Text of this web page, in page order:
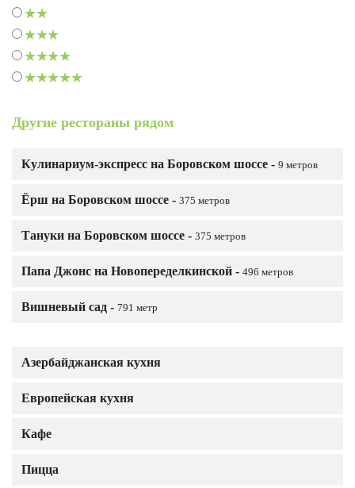
Азербайджанская кухня
Европейская кухня
Кафе
Пицца
Другие рестораны рядом
Кулинариум-экспресс на Боровском шоссе - 9 метров
Ёрш на Боровском шоссе - 375 метров
Тануки на Боровском шоссе - 375 метров
Папа Джонс на Новопеределкинской - 496 метров
Вишневый сад - 791 метр